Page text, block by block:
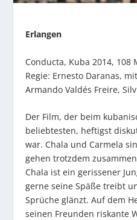
Erlangen
Conducta, Kuba 2014, 108
Regie: Ernesto Daranas,
Armando Valdés Freire,
Der Film, der beim
beliebtesten, heftigst
war. Chala und Carmela
gehen trotzdem
Chala ist ein gerissener
gerne seine Späße treibt
Sprüche glänzt. Auf dem
seinen Freunden riskante